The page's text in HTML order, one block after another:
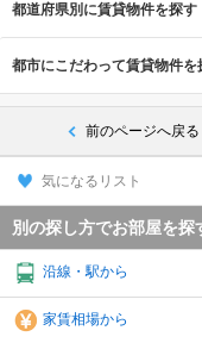
都道府県別に賃貸物件を探す
都市にこだわって賃貸物件を
前のページへ戻る
気になるリスト
別の探し方でお部屋を探
沿線・駅から
家賃相場から